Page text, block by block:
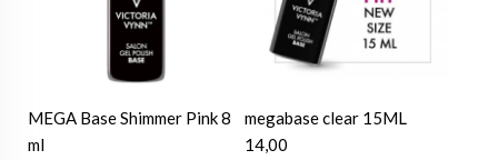
MEGA Base Shimmer Pink 8
ml
megabase clear 15ML
14,00